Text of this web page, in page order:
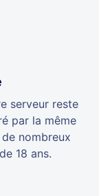
serveur reste
par la même
nombreux
18 ans.